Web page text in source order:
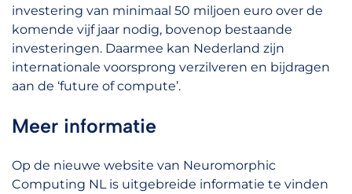
investering van minimaal 50 miljoen euro over de
komende vijf jaar nodig, bovenop bestaande
investeringen. Daarmee kan Nederland zijn
internationale voorsprong verzilveren en bijdragen
aan de ‘future of compute’.
Meer informatie
Op de nieuwe website van Neuromorphic
Computing NL is uitgebreide informatie te vinden